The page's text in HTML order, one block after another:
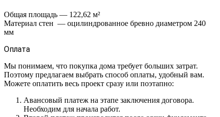
Общая площадь — 122,62 м²
Материал стен — оцилиндрованное бревно диаметром 240
мм
Оплата
Мы понимаем, что покупка дома требует больших затрат.
Поэтому предлагаем выбрать способ оплаты, удобный вам.
Можете оплатить весь проект сразу или поэтапно:
Авансовый платеж на этапе заключения договора.
Необходим для начала работ.